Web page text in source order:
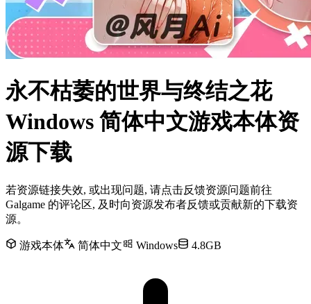
永不枯萎的世界与终结之花
Windows 简体中文游戏本体资
源下载
若资源链接失效, 或出现问题, 请点击反馈资源问题前往
Galgame 的评论区, 及时向资源发布者反馈或贡献新的下载资
源。
游戏本体 简体中文 Windows 4.8GB